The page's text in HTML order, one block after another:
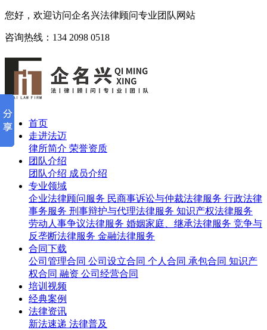
您好，欢迎访问企名兴法律顾问专业团队网站
咨询热线：134 2098 0518
首页
走进法迈
律所简介 荣誉资质
团队介绍
团队介绍 成员介绍
专业领域
企业法律顾问服务 民商事诉讼与仲裁法律服务 行政法律
事务服务 刑事辩护与代理法律服务 知识产权法律服务
劳动人事争议法律服务 婚姻家庭、继承法律服务 竞争与
反垄断法律服务 金融法律服务
合同下载
公司管理合同 公司设立合同 个人合同 承包合同 知识产
权合同 融资 公司经营合同
培训视频
经典案例
法律资讯
新法速递 法律普及